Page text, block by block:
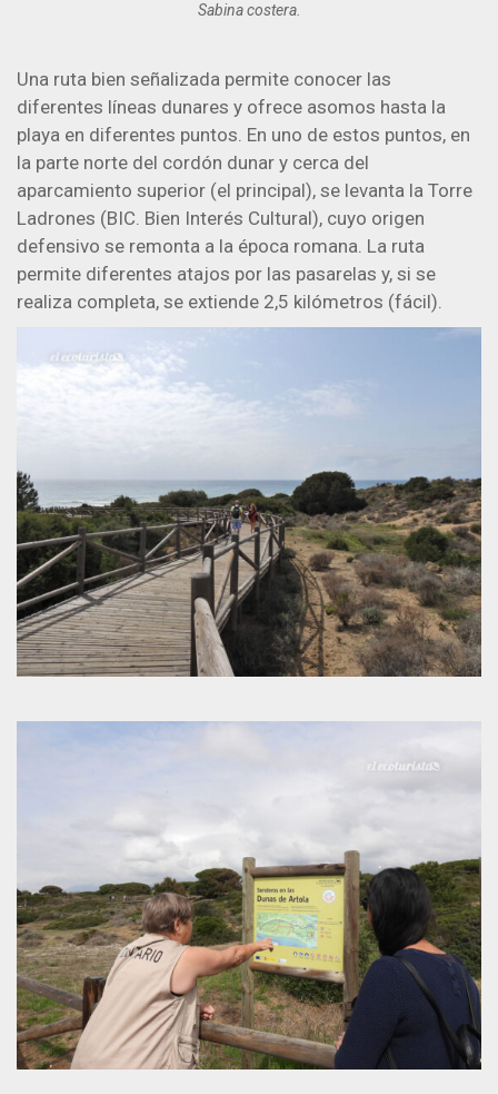
Sabina costera.
Una ruta bien señalizada permite conocer las
diferentes líneas dunares y ofrece asomos hasta la
playa en diferentes puntos. En uno de estos puntos, en
la parte norte del cordón dunar y cerca del
aparcamiento superior (el principal), se levanta la Torre
Ladrones (BIC. Bien Interés Cultural), cuyo origen
defensivo se remonta a la época romana. La ruta
permite diferentes atajos por las pasarelas y, si se
realiza completa, se extiende 2,5 kilómetros (fácil).